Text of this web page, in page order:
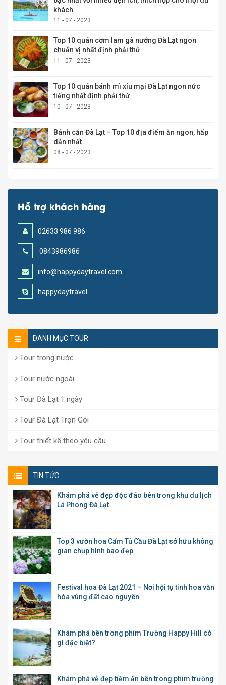
khách
11 - 07 - 2023
Top 10 quán cơm lam gà nướng Đà Lạt ngon
chuẩn vị nhất định phải thử
11 - 07 - 2023
Top 10 quán bánh mì xíu mại Đà Lạt ngon nức
tiếng nhất định phải thử
10 - 07 - 2023
Bánh căn Đà Lạt – Top 10 địa điểm ăn ngon, hấp
dẫn nhất
08 - 07 - 2023
Hỗ trợ khách hàng
02633 986 986
0843986986
info@happydaytravel.com
happydaytravel
DANH MỤC TOUR
Tour trong nước
Tour nước ngoài
Tour Đà Lạt 1 ngày
Tour Đà Lạt Trọn Gói
Tour thiết kế theo yêu cầu
TIN TỨC
Khám phá vẻ đẹp độc đáo bên trong khu du lịch
Lá Phong Đà Lạt
Top 3 vườn hoa Cẩm Tú Cầu Đà Lạt sở hữu không
gian chụp hình bao đẹp
Festival hoa Đà Lạt 2021 – Nơi hội tụ tinh hoa văn
hóa vùng đất cao nguyên
Khám phá bên trong phim Trường Happy Hill có
gì đặc biệt?
Khám phá vẻ đẹp tiềm ẩn bên trong phim trường